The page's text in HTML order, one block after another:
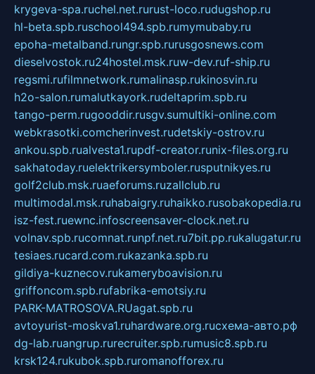
krygeva-spa.ruchel.net.rurust-loco.rudugshop.ru
hl-beta.spb.ruschool494.spb.rumymubaby.ru
epoha-metalband.rungr.spb.rurusgosnews.com
dieselvostok.ru24hostel.msk.ruw-dev.ruf-ship.ru
regsmi.rufilmnetwork.rumalinasp.rukinosvin.ru
h2o-salon.rumalutkayork.rudeltaprim.spb.ru
tango-perm.rugooddir.rusgv.sumultiki-online.com
webkrasotki.comcherinvest.rudetskiy-ostrov.ru
ankou.spb.rualvesta1.rupdf-creator.runix-files.org.ru
sakhatoday.ruelektrikersymboler.rusputnikyes.ru
golf2club.msk.ruaeforums.ruzallclub.ru
multimodal.msk.ruhabaigry.ruhaikko.rusobakopedia.ru
isz-fest.ruewnc.infoscreensaver-clock.net.ru
volnav.spb.rucomnat.runpf.net.ru7bit.pp.rukalugatur.ru
tesiaes.rucard.com.rukazanka.spb.ru
gildiya-kuznecov.rukameryboavision.ru
griffoncom.spb.rufabrika-emotsiy.ru
PARK-MATROSOVA.RUagat.spb.ru
avtoyurist-moskva1.ruhardware.org.ruсхема-авто.рф
dg-lab.ruangrup.rurecruiter.spb.rumusic8.spb.ru
krsk124.rukubok.spb.ruromanofforex.ru